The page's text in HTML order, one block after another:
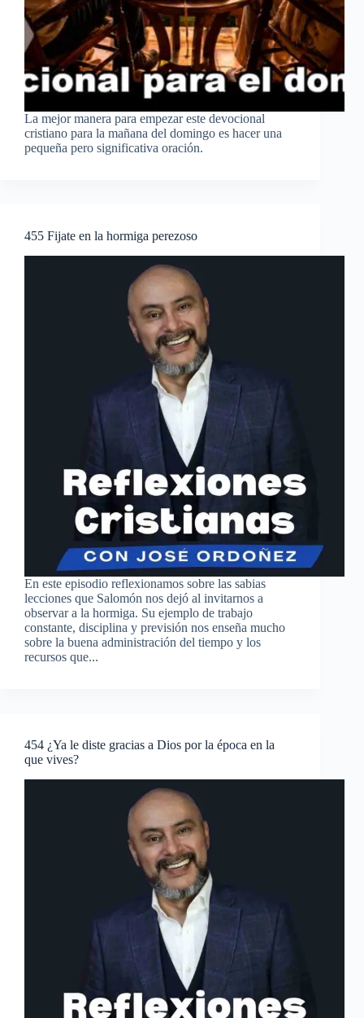
La mejor manera para empezar este devocional
cristiano para la mañana del domingo es hacer una
pequeña pero significativa oración.
455 Fijate en la hormiga perezoso
En este episodio reflexionamos sobre las sabias
lecciones que Salomón nos dejó al invitarnos a
observar a la hormiga. Su ejemplo de trabajo
constante, disciplina y previsión nos enseña mucho
sobre la buena administración del tiempo y los
recursos que...
454 ¿Ya le diste gracias a Dios por la época en la
que vives?